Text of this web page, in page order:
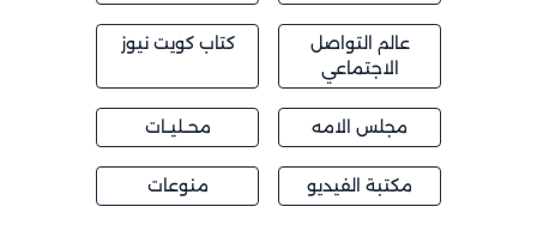
عالم التواصل
الاجتماعي
كتاب كويت نيوز
مجلس الامه محــليــات
مكتبة الفيديو منوعات